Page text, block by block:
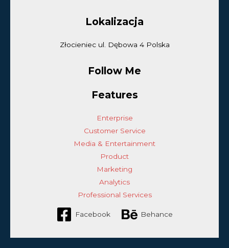
Lokalizacja
Złocieniec ul. Dębowa 4 Polska
Follow Me
Features
Enterprise
Customer Service
Media & Entertainment
Product
Marketing
Analytics
Professional Services
Facebook Behance